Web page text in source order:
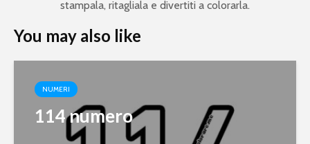
stampala, ritagliala e divertiti a colorarla.
You may also like
NUMERI
114 numero